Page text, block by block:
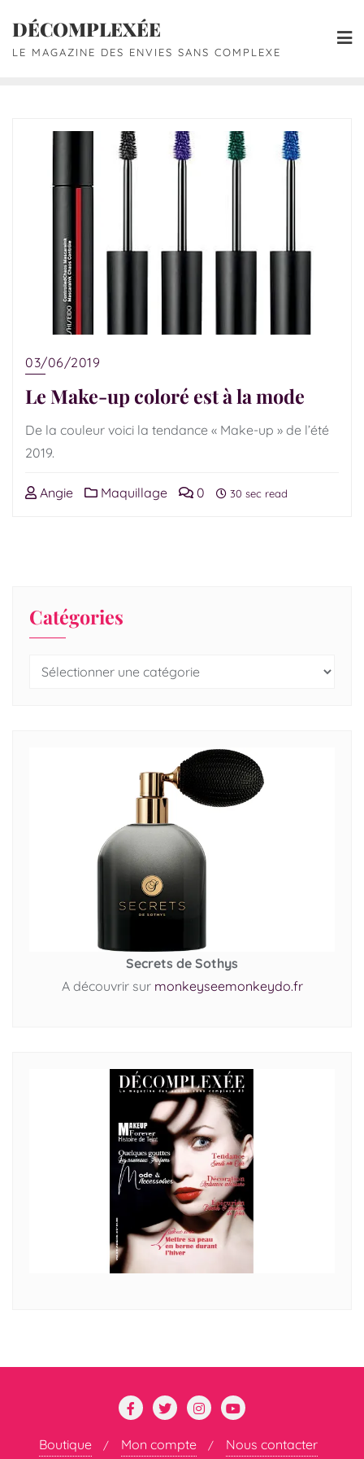
DÉCOMPLEXÉE
LE MAGAZINE DES ENVIES SANS COMPLEXE
03/06/2019
Le Make-up coloré est à la mode
De la couleur voici la tendance « Make-up » de l’été
2019.
Angie Maquillage 0 30 sec read
Catégories
Secrets de Sothys
A découvrir sur monkeyseemonkeydo.fr
Boutique Mon compte Nous contacter